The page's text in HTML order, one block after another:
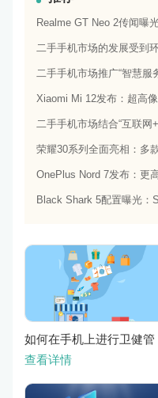
如何在手机上进行卫健管
理？
查看详情